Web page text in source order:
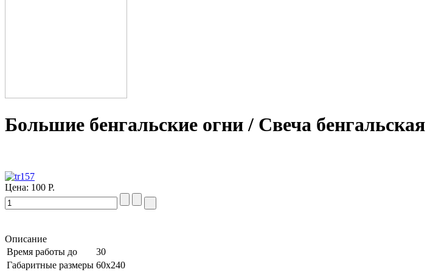
Большие бенгальские огни / Свеча
Цена: 100 Р.
Описание
Время работы до
30
Габаритные размеры 60х240